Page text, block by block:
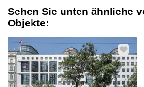
Büro
mieten
Center
Coworking
Seminarraum
Büro
mieten
Coworking
Space
Wien
Seminarraum
Tuchlauben
7A
Leopold-
Ungar-
Platz 2
Ausstellungsstraße
50
Über uns
Büro vermieten
Preis
Sehen Sie unten ähnliche
Objekte: